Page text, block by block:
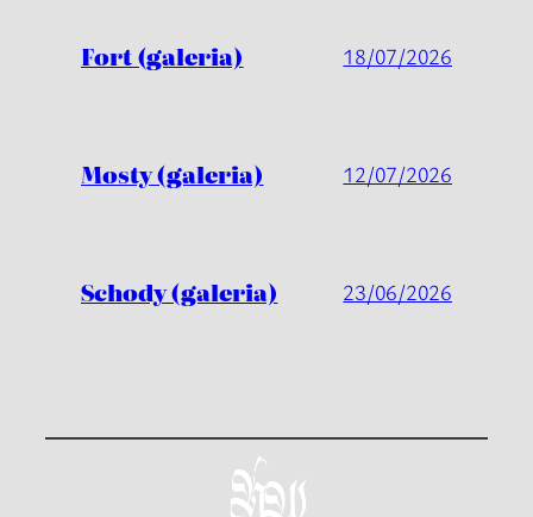
Fort (galeria) 18/07/2026
Mosty (galeria) 12/07/2026
Schody (galeria) 23/06/2026